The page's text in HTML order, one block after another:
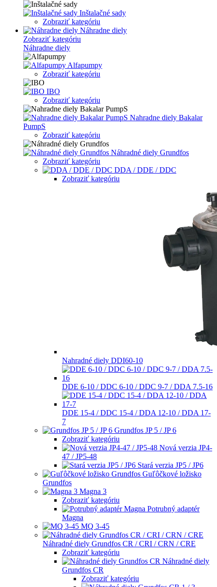
Inštalačné sady
Zobraziť kategóriu
Náhradne diely
Zobraziť kategóriu
Náhradne diely
Alfapumpy
Zobraziť kategóriu
IBO
Zobraziť kategóriu
Nahradne diely Bakalar
PumpS
Zobraziť kategóriu
Náhradné diely Grundfos
Zobraziť kategóriu
DDA / DDE / DDC
Zobraziť kategóriu
Nahradné diely DDI60-10
DDE 6-10 / DDC 6-10 / DDC 9-7 / DDA 7.5-16
DDE 15-4 / DDC 15-4 / DDA 12-10 / DDA 17-
7
Grundfos JP 5 / JP 6
Zobraziť kategóriu
Nová verzia JP4-
47 / JP5-48
Stará verzia JP5 / JP6
Guľôčkové ložisko
Grundfos
Magna 3
Zobraziť kategóriu
Potrubný adaptér
Magna
MQ 3-45
Náhradné diely Grundfos CR / CRI / CRN / CRE
Zobraziť kategóriu
Náhradné diely
Grundfos CR
Zobraziť kategóriu